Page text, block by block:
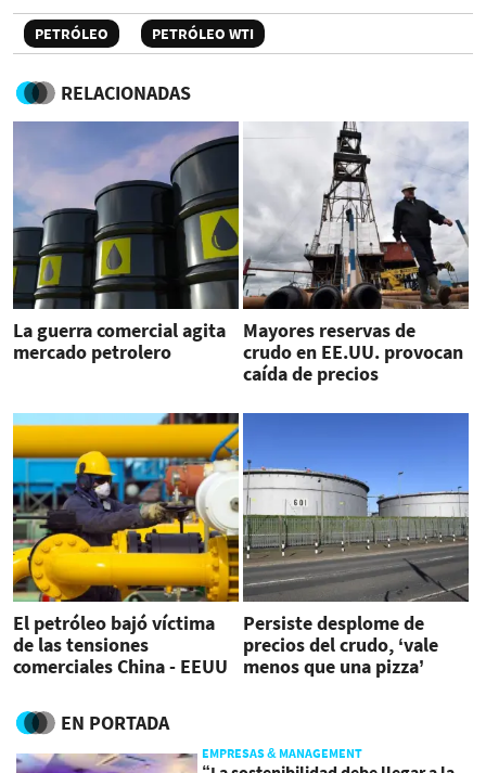
PETRÓLEO PETRÓLEO WTI
RELACIONADAS
La guerra comercial agita
mercado petrolero
Mayores reservas de
crudo en EE.UU. provocan
caída de precios
El petróleo bajó víctima
de las tensiones
comerciales China - EEUU
Persiste desplome de
precios del crudo, ‘vale
menos que una pizza’
EN PORTADA
EMPRESAS & MANAGEMENT